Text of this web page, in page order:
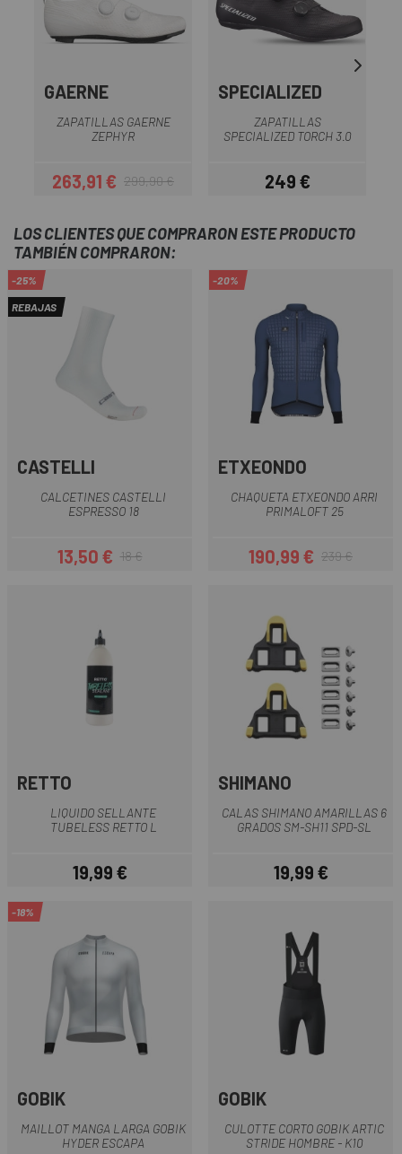
GAERNE
ZAPATILLAS GAERNE
ZEPHYR
Precio
263,91 €Precio regular
299,90 €
SPECIALIZED
ZAPATILLAS
SPECIALIZED TORCH 3.0
Precio
249 €
LOS CLIENTES QUE COMPRARON ESTE PRODUCTO
TAMBIÉN COMPRARON:
-25%
REBAJAS
CASTELLI
CALCETINES CASTELLI
ESPRESSO 18
Precio
13,50 €Precio regular
18 €
-20%
ETXEONDO
CHAQUETA ETXEONDO ARRI
PRIMALOFT 25
Precio
190,99 €Precio regular
239 €
RETTO
LIQUIDO SELLANTE
TUBELESS RETTO L
Precio
19,99 €
SHIMANO
CALAS SHIMANO AMARILLAS 6
GRADOS SM-SH11 SPD-SL
Precio
19,99 €
-18%
GOBIK
MAILLOT MANGA LARGA GOBIK
HYDER ESCAPA
GOBIK
CULOTTE CORTO GOBIK ARTIC
STRIDE HOMBRE - K10